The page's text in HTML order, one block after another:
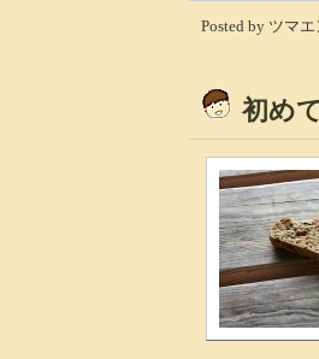
Posted by ツマ
初め